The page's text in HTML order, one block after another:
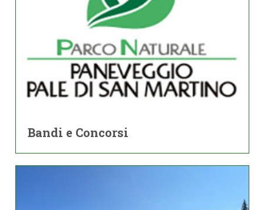
Bandi e Concorsi